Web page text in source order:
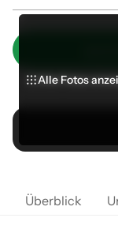
Alle Fotos
Alle Fotos
Alle Fotos
Überblick